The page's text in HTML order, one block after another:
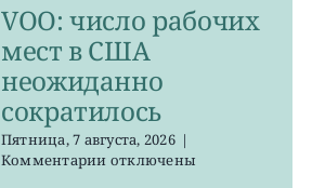
VOO: число рабочих
мест в США
неожиданно
сократилось
Пятница, 7 августа, 2026 |
Комментариикотключены